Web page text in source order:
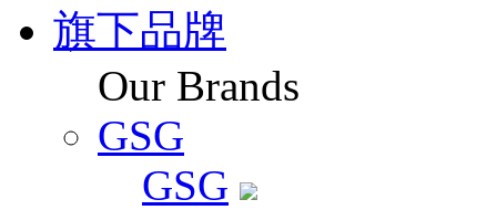
旗下品牌
Our Brands
GSG
GSG